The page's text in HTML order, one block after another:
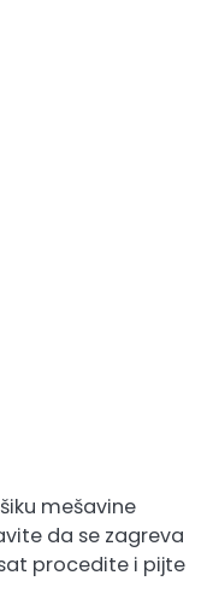
mešavine
da se zagreva
procedite i pijte